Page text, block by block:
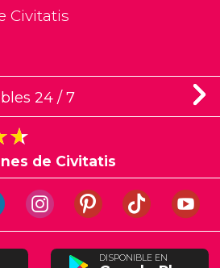
Civitatis
24 / 7
de Civitatis
DISPONIBLE EN